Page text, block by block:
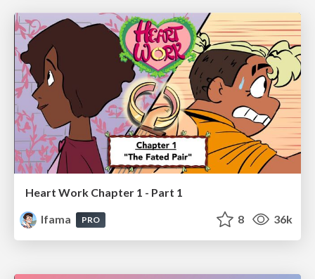
Heart Work Chapter 1 - Part 1
lfama
PRO 8 36k